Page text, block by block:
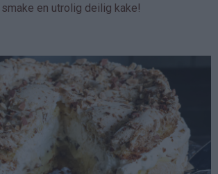
en utrolig deilig kake!